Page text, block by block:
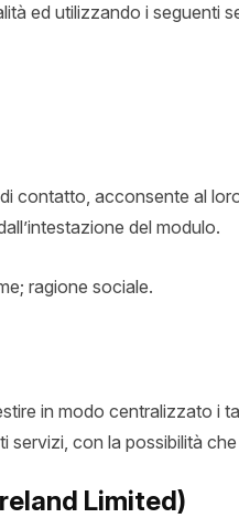
ed utilizzando i seguenti
contatto, acconsente al
del modulo.
ragione sociale.
in modo centralizzato i
con la possibilità
Limited)